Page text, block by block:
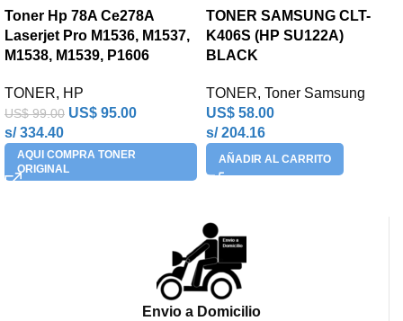
Toner Hp 78A Ce278A
Laserjet Pro M1536, M1537,
M1538, M1539, P1606
TONER, HP
US$99.00 US$ 95.00
s/ 334.40
AQUI COMPRA TONER
ORIGINAL
TONER SAMSUNG CLT-
K406S (HP SU122A)
BLACK
TONER, Toner Samsung
US$ 58.00
s/ 204.16
AÑADIR AL CARRITO
Envio a Domicilio